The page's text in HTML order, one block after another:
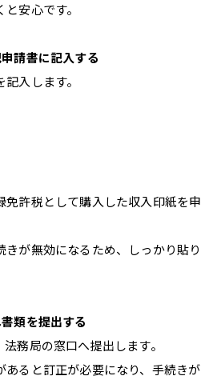
安心です。
請書に記入する
入します。
免許税として購入した収入印紙を申
が無効になるため、しっかり貼り
類を提出する
務局の窓口へ提出します。
あると訂正が必要になり、手続きが